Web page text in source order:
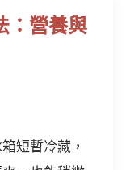
：營養與
短暫冷藏，